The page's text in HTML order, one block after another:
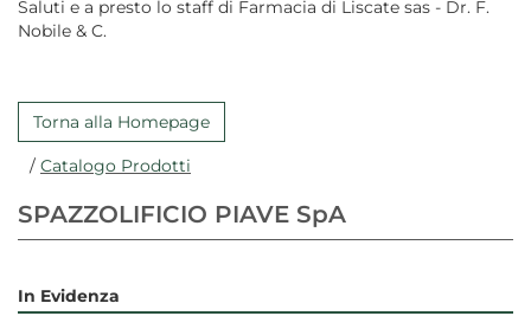
Saluti e a presto lo staff di Farmacia di Liscate sas - Dr. F.
Nobile & C.
Torna alla Homepage
/ Catalogo Prodotti
SPAZZOLIFICIO PIAVE SpA
In Evidenza